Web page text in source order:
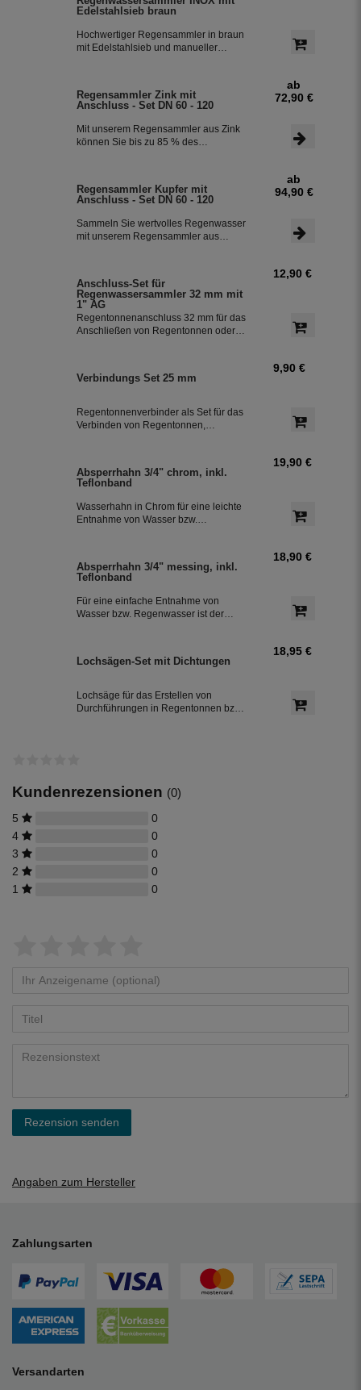
leitet zuverlässig sauberes
Regenwasser in ihre Regentonne.
Dieser Fallrohrfilter ist bereits 1000-
fach im Einsatz und wird in die ganze
Edelstahlsieb braun
Hochwertiger Regensammler in braun
mit Edelstahlsieb und manueller
leitet zuverlässig sauberes
Regenwasser in ihre Regentonne.
Dieser Fallrohrfilter ist bereits 1000-
fach im Einsatz und wird in die ganze
Regensammler Zink mit
Anschluss - Set DN 60 - 120
Mit unserem Regensammler aus Zink
können Sie bis zu 85 % des
lässt sich durch das Schiebeteil einfach
ein- und ausbauen. Der flexible
Schlauchanschluss mit einer Länge
von 350 mm macht die Installation
besonders einfach.
ab
72,90 €
Regensammler Kupfer mit
Anschluss - Set DN 60 - 120
Sammeln Sie wertvolles Regenwasser
mit unserem Regensammler aus
installieren. Damit können Sie bis zu
85 % des anfallenden Regenwassers
sammeln und in Ihre Regentonne
leiten.
ab
94,90 €
Anschluss-Set für
Regenwassersammler 32 mm mit
1" AG
Regentonnenanschluss 32 mm für das
Anschließen von Regentonnen oder
12,90 €
Verbindungs Set 25 mm
Regentonnenverbinder als Set für das
Verbinden von Regentonnen,
9,90 €
Absperrhahn 3/4" chrom, inkl.
Teflonband
Wasserhahn in Chrom für eine leichte
Entnahme von Wasser bzw.
Montage an der Regenwassertonne.
Das Teflonband dichtete das Gewinde
des Auslaufhahn ab.
19,90 €
Absperrhahn 3/4" messing, inkl.
Teflonband
Für eine einfache Entnahme von
Wasser bzw. Regenwasser ist der
ein 3/4 Zoll Außengewinde. Ein
Lieferumfang enthalten.
18,90 €
Lochsägen-Set mit Dichtungen
Lochsäge für das Erstellen von
Durchführungen in Regentonnen bzw.
18,95 €
Kundenrezensionen (0)
5
0
4
0
3
0
2
0
1
0
Rezension senden
Angaben zum Hersteller
Zahlungsarten
Versandarten